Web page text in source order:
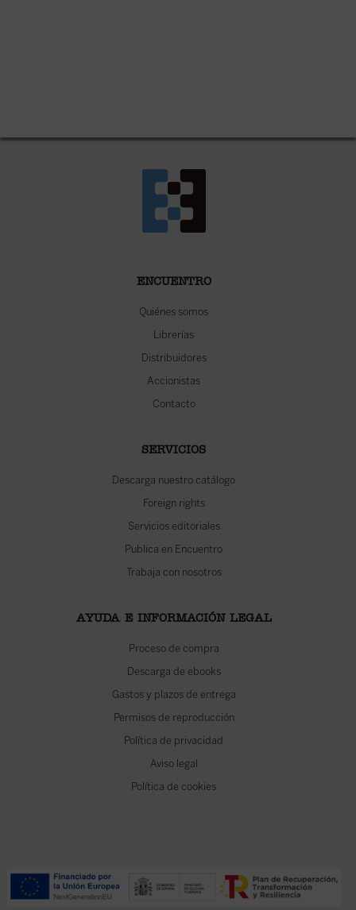
ENCUENTRO
Quiénes somos
Librerías
Distribuidores
Accionistas
Contacto
SERVICIOS
Descarga nuestro catálogo
Foreign rights
Servicios editoriales
Publica en Encuentro
Trabaja con nosotros
AYUDA E INFORMACIÓN LEGAL
Proceso de compra
Descarga de ebooks
Gastos y plazos de entrega
Permisos de reproducción
Política de privacidad
Aviso legal
Política de cookies